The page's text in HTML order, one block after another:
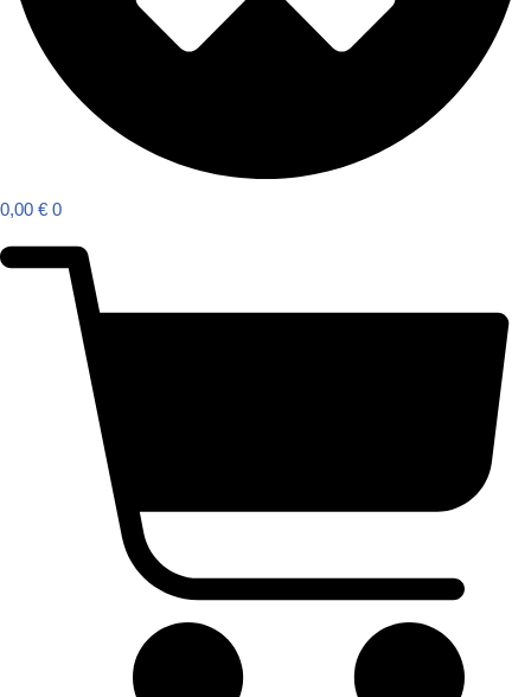
0,00 € 0